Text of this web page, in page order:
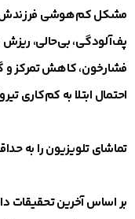
مشکل کم‌هوشی فرزندش
پف‌آلودگی، بی‌حالی،
فشارخون، کاهش تمرکز و
احتمال ابتلا به کم‌کاری
تماشای تلویزیون را به
بر اساس آخرین تحقیقات